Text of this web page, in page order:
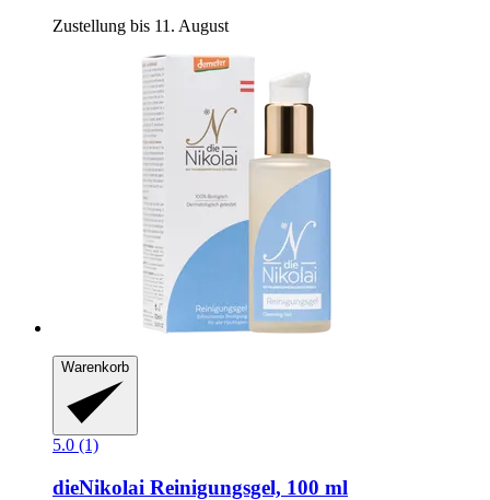
Zustellung bis 11. August
Warenkorb
5.0 (1)
dieNikolai Reinigungsgel, 100 ml